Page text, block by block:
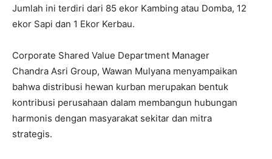
Jumlah ini terdiri dari 85 ekor Kambing atau Domba, 12
ekor Sapi dan 1 Ekor Kerbau.
Corporate Shared Value Department Manager
Chandra Asri Group, Wawan Mulyana menyampaikan
bahwa distribusi hewan kurban merupakan bentuk
kontribusi perusahaan dalam membangun hubungan
harmonis dengan masyarakat sekitar dan mitra
strategis.